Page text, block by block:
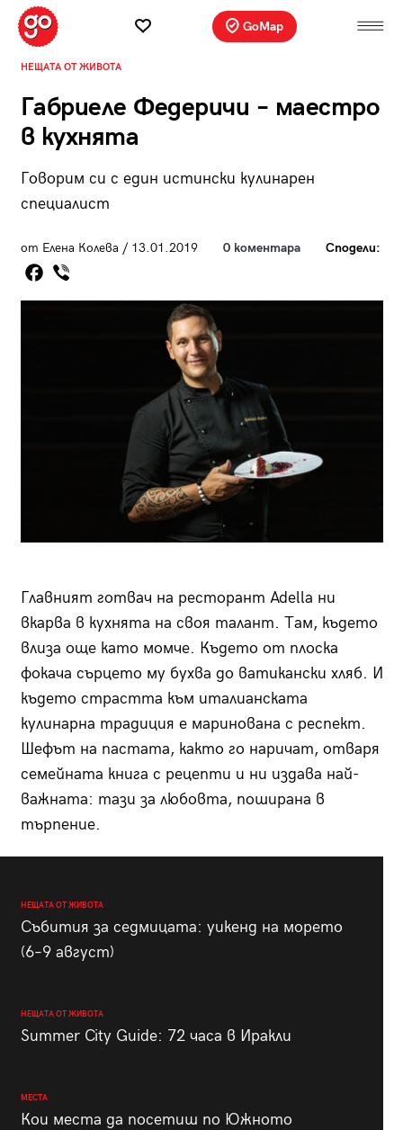
GoMap
НЕЩАТА ОТ ЖИВОТА
Габриеле Федеричи – маестро
в кухнята
Говорим си с един истински кулинарен
специалист
от Елена Колева / 13.01.2019 0 коментара Сподели:
Главният готвач на ресторант Adella ни
вкарва в кухнята на своя талант. Там, където
влиза още като момче. Където от плоска
фокача сърцето му бухва до ватикански хляб. И
където страстта към италианската
кулинарна традиция е маринована с респект.
Шефът на пастата, както го наричат, отваря
семейната книга с рецепти и ни издава най-
важната: тази за любовта, поширана в
търпение.
НЕЩАТА ОТ ЖИВОТА
Събития за седмицата: уикенд на морето
(6–9 август)
НЕЩАТА ОТ ЖИВОТА
Summer City Guide: 72 часа в Иракли
МЕСТА
Кои места да посетиш по Южното